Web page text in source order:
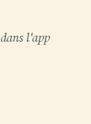
l'app